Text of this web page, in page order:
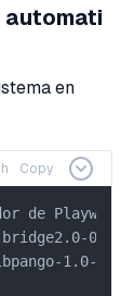
automati
en
Copy
de
0
1.0-0